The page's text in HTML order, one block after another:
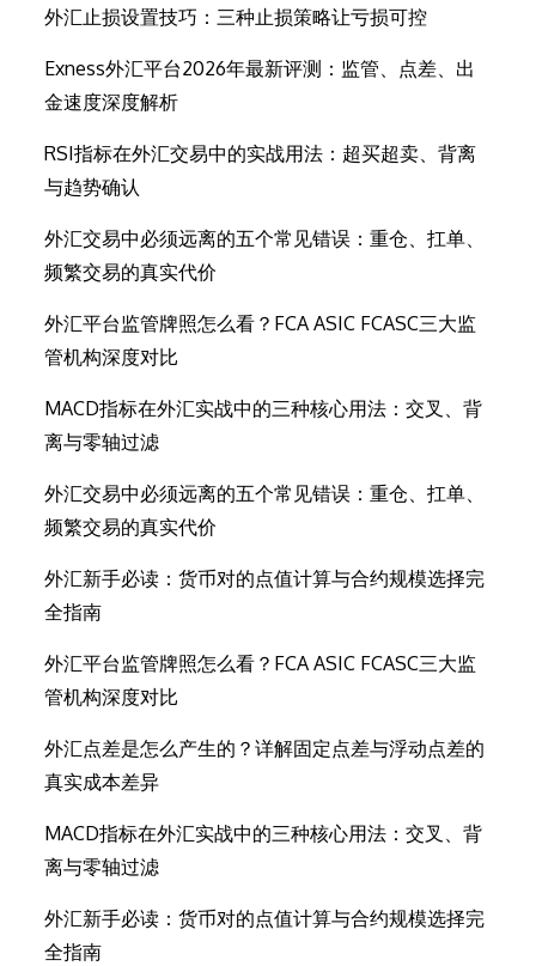
外汇止损设置技巧：三种止损策略让亏损可控
Exness外汇平台2026年最新评测：监管、点差、出
金速度深度解析
RSI指标在外汇交易中的实战用法：超买超卖、背离
与趋势确认
外汇交易中必须远离的五个常见错误：重仓、扛单、
频繁交易的真实代价
外汇平台监管牌照怎么看？FCA ASIC FCASC三大监
管机构深度对比
MACD指标在外汇实战中的三种核心用法：交叉、背
离与零轴过滤
外汇交易中必须远离的五个常见错误：重仓、扛单、
频繁交易的真实代价
外汇新手必读：货币对的点值计算与合约规模选择完
全指南
外汇平台监管牌照怎么看？FCA ASIC FCASC三大监
管机构深度对比
外汇点差是怎么产生的？详解固定点差与浮动点差的
真实成本差异
MACD指标在外汇实战中的三种核心用法：交叉、背
离与零轴过滤
外汇新手必读：货币对的点值计算与合约规模选择完
全指南